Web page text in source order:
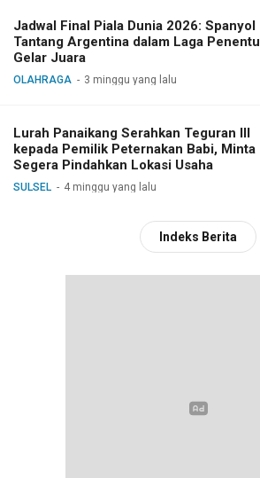
Jadwal Final Piala Dunia 2026: Spanyol
Tantang Argentina dalam Laga Penentu
Gelar Juara
OLAHRAGA 3 minggu yang lalu
Lurah Panaikang Serahkan Teguran III
kepada Pemilik Peternakan Babi, Minta
Segera Pindahkan Lokasi Usaha
SULSEL 4 minggu yang lalu
Indeks Berita